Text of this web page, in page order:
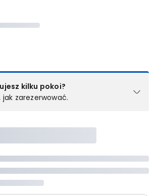
kilku pokoi?
jak zarezerwować.
willi itd.). Wybierz jedną z ofert z listy
oddzielne rezerwacje dla każdego
skontaktuj się z nami,by złożyć
doradcy.
uczestników